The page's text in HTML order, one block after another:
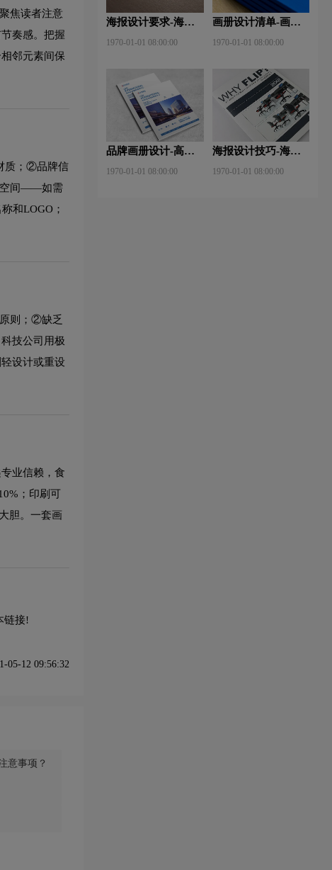
焦读者注意
奏感。把握
邻元素间保
质；②品牌信
空间——如需
和LOGO；
则；②缺乏
技公司用极
设计或重设
业信赖，食
；印刷可
胆。一套画
链接!
05-12 09:56:32
意事项？
海报设计要求-海报
法是什么？
1970-01-01 08:00:00
画册设计清单-画册
什么？
1970-01-01 08:00:00
品牌画册设计-高端
有哪些？
1970-01-01 08:00:00
海报设计技巧-海报
1970-01-01 08:00:00